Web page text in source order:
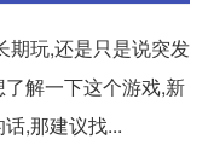
期玩,还是只是说突发
解一下这个游戏,新
,那建议找...